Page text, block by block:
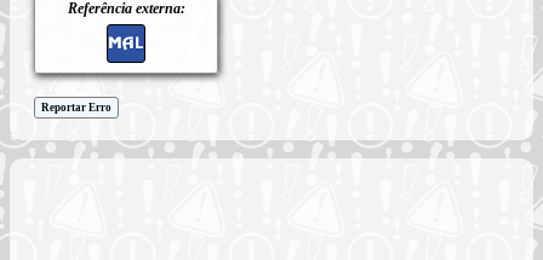
Referência externa:
Reportar Erro